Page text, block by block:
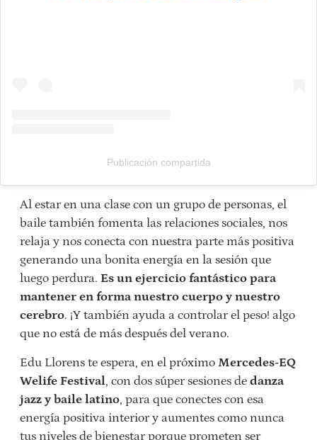
Publicación compartida
Al estar en una clase con un grupo de personas, el
baile también fomenta las relaciones sociales, nos
relaja y nos conecta con nuestra parte más positiva
generando una bonita energía en la sesión que
luego perdura. Es un ejercicio fantástico para
mantener en forma nuestro cuerpo y nuestro
cerebro. ¡Y también ayuda a controlar el peso! algo
que no está de más después del verano.
Edu Llorens te espera, en el próximo Mercedes-EQ
Welife Festival, con dos súper sesiones de danza
jazz y baile latino, para que conectes con esa
energía positiva interior y aumentes como nunca
tus niveles de bienestar porque prometen ser